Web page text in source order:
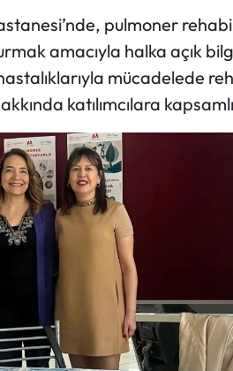
pulmoner
amacıyla halka açık
mücadelede
katılımcılara